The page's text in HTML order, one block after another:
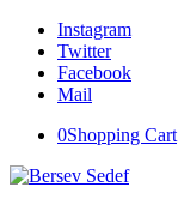
Instagram
Twitter
Facebook
Mail
0Shopping Cart